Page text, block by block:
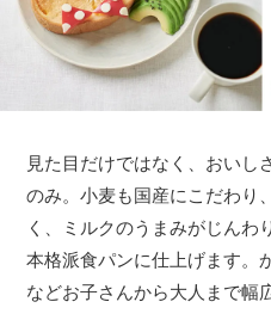
見た目だけではなく、おいし
のみ。小麦も国産にこだわり
く、ミルクのうまみがじんわ
本格派食パンに仕上げます。
などお子さんから大人まで幅